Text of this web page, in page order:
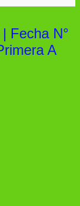
Fecha N°
A